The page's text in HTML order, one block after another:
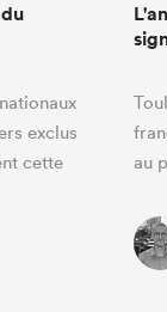
exclus
cette
au